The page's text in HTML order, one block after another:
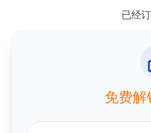
已经
免费解